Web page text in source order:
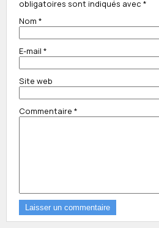
obligatoires sont indiqués avec *
Nom *
E-mail *
Site web
Commentaire *